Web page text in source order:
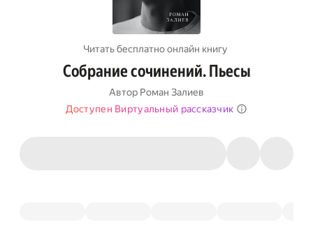
Читать бесплатно онлайн книгу
Собрание сочинений. Пьесы
Автор Роман Залиев
Доступен Виртуальный рассказчик